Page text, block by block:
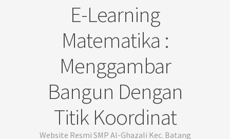
E-Learning
Matematika :
Menggambar
Bangun Dengan
Titik Koordinat
Website Resmi SMP Al-Ghazali Kec. Batang